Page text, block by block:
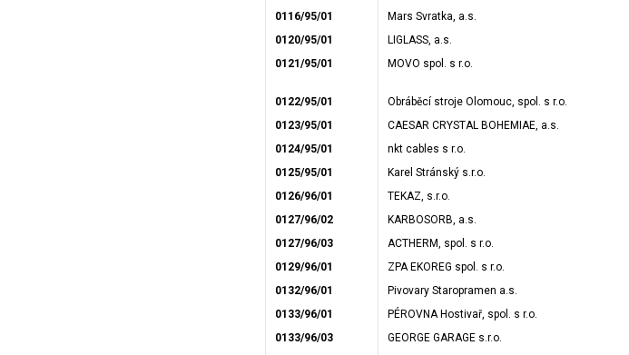
0116/95/01
Mars Svratka, a.s.
0120/95/01
LIGLASS, a.s.
0121/95/01
MOVO spol. s r.o.
0122/95/01 Obráběcí stroje Olomouc, spol. s r.o.
0123/95/01
CAESAR CRYSTAL BOHEMIAE, a.s.
0124/95/01
nkt cables s r.o.
0125/95/01
Karel Stránský s.r.o.
0126/96/01
TEKAZ, s.r.o.
0127/96/02
KARBOSORB, a.s.
0127/96/03
ACTHERM, spol. s r.o.
0129/96/01
ZPA EKOREG spol. s r.o.
0132/96/01
Pivovary Staropramen a.s.
0133/96/01
PÉROVNA Hostivař, spol. s r.o.
0133/96/03
GEORGE GARAGE s.r.o.